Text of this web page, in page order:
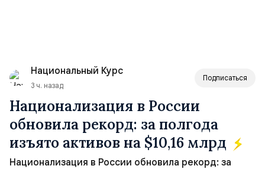
Национальный Курс
3 ч. назад
Подписаться
Национализация в России
обновила рекорд: за полгода
изъято активов на $10,16 млрд
Национализация в России обновила рекорд: за